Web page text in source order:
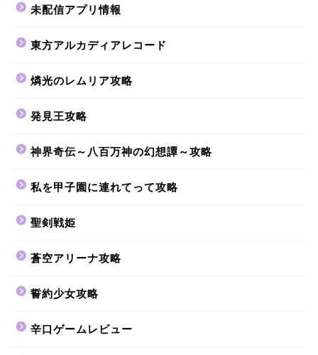
未配信アプリ情報
東方アルカディアレコード
燐光のレムリア攻略
発見王攻略
神界奇伝～八百万神の幻想譚～攻略
私を甲子園に連れてって攻略
聖剣戦姫
蒼空アリーナ攻略
誓約少女攻略
辛口ゲームレビュー